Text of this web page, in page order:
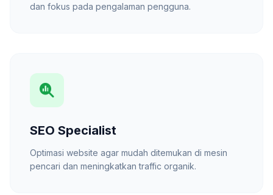
dan fokus pada pengalaman pengguna.
SEO Specialist
Optimasi website agar mudah ditemukan di mesin
pencari dan meningkatkan traffic organik.